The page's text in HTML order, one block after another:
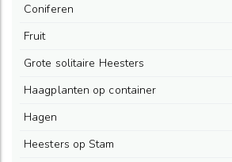
Coniferen
Fruit
Grote solitaire Heesters
Haagplanten op container
Hagen
Heesters op Stam